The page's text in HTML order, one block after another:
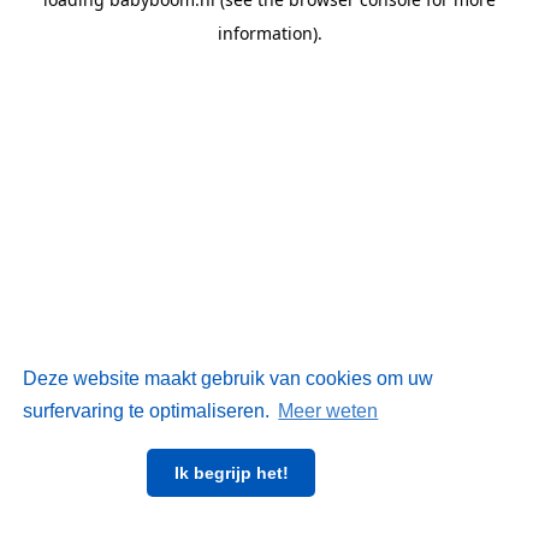
Deze website maakt gebruik van cookies om uw
surfervaring te optimaliseren. Meer weten
Ik begrijp het!
information).